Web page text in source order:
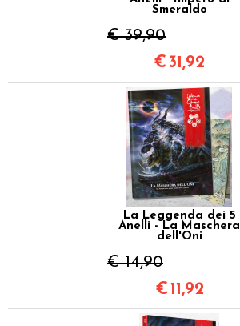
Smeraldo
€ 39,90
€31,92
La Leggenda dei 5
Anelli - La Maschera
dell'Oni
€ 14,90
€ 11,92